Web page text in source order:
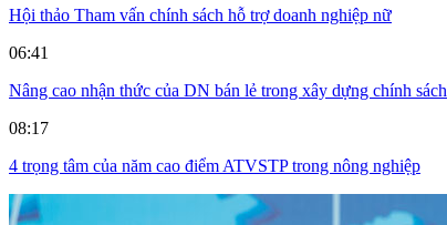
Hội thảo Tham vấn chính sách hỗ trợ doanh nghiệp nữ
06:41
Nâng cao nhận thức của DN bán lẻ trong xây dựng chính sách
08:17
4 trọng tâm của năm cao điểm ATVSTP trong nông nghiệp